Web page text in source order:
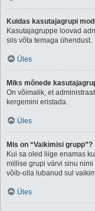
Kuidas kasutajagrupi
Kasutajagruppe loovad
siis võta temaga ühendust.
Üles
Miks mõnede
On võimalik, et
kergemini eristada.
Üles
Mis on “Vaikimisi grupp”?
Kui sa oled liige enamas
millise grupi värvi sinu
võib-olla lubanud sul
Üles